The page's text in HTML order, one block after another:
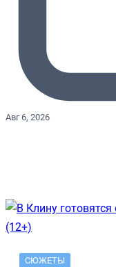
Авг 6, 2026
СЮЖЕТЫ